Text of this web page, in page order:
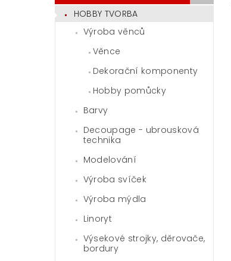
HOBBY TVORBA
Výroba věnců
Věnce
Dekorační komponenty
Hobby pomůcky
Barvy
Decoupage - ubrousková
technika
Modelování
Výroba svíček
Výroba mýdla
Linoryt
Výsekové strojky, děrovače,
bordury